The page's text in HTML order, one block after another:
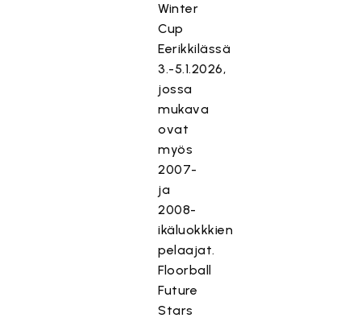
Winter
Cup
Eerikkilässä
3.-5.1.2026,
jossa
mukava
ovat
myös
2007-
ja
2008-
ikäluokkkien
pelaajat.
Floorball
Future
Stars